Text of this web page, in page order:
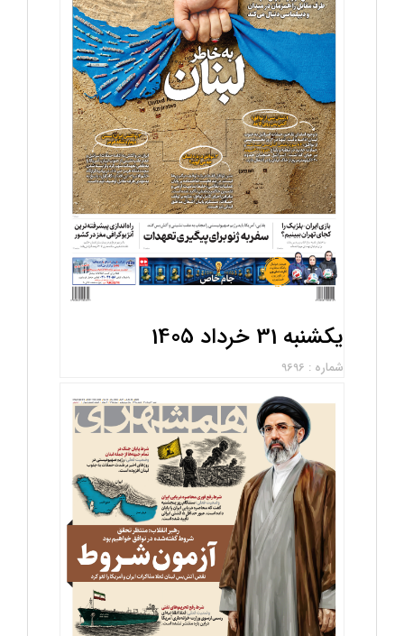
یکشنبه 31 خرداد 1405
شماره : 9696